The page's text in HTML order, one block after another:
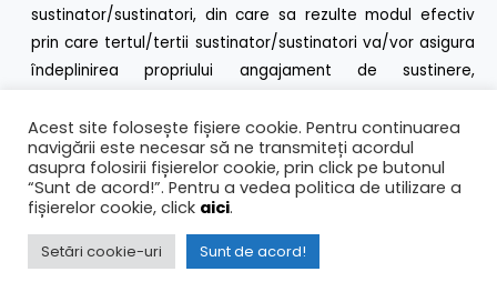
sustinator/sustinatori, din care sa rezulte modul efectiv
prin care tertul/tertii sustinator/sustinatori va/vor asigura
îndeplinirea propriului angajament de sustinere,
angajament.
Nota:
a) In cazul in care ofertantul reprezinta un grup de
operatori economici, îndeplinirea cerin?ei minime privind
capacitate tehnica si/sau profesionala se poate
demonstra prin luarea în calcul a resurselor tuturor
Acest site folosește fișiere cookie. Pentru continuarea
navigării este necesar să ne transmiteți acordul
asupra folosirii fișierelor cookie, prin click pe butonul
“Sunt de acord!”. Pentru a vedea politica de utilizare a
fișierelor cookie, click aici.
Setări cookie-uri Sunt de acord!